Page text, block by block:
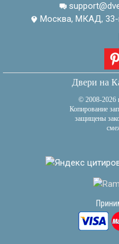
Москва, МКАД, 33-
Двери на
© 2008-2026
Копирование
защищены